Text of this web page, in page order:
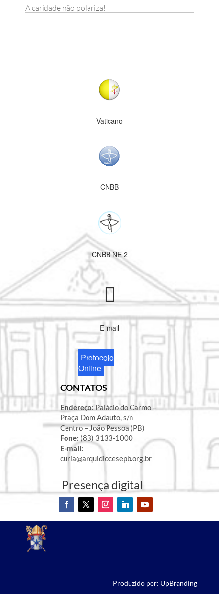
A caridade não polariza!
Vaticano
CNBB
CNBB NE 2
E-mail
Protocolo
Online
CONTATOS
Endereço:Palácio do Carmo –
Praça Dom Adauto, s/n
Centro – João Pessoa (PB)
Fone: (83) 3133-1000
E-mail:
curia@arquidiocesepb.org.br
Presença digital
Produzido por: UpBranding